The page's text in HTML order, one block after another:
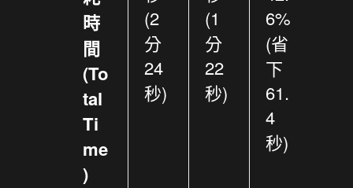
時
間
(To
tal
Ti
me
)
(2
分
24
秒)
(1
分
22
秒)
6%
(省
下
61.
4
秒)